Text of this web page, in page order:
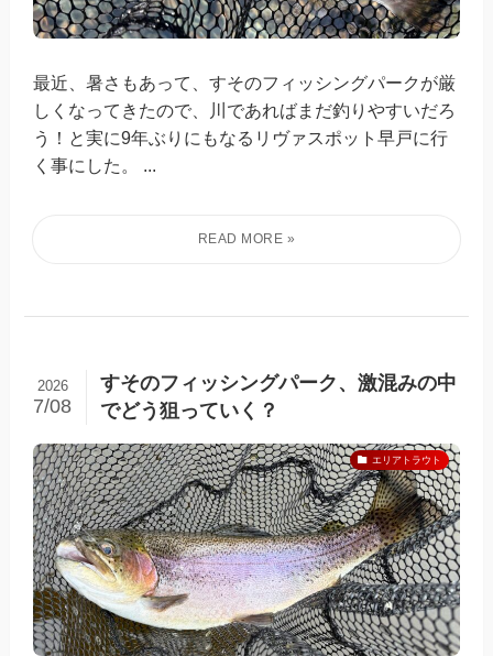
最近、暑さもあって、すそのフィッシングパークが厳
しくなってきたので、川であればまだ釣りやすいだろ
う！と実に9年ぶりにもなるリヴァスポット早戸に行
く事にした。 ...
すそのフィッシングパーク、激混みの中
でどう狙っていく？
2026
7/08
エリアトラウト